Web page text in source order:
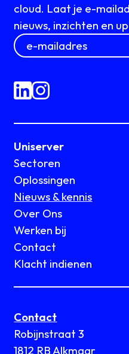
cloud. Laat je e-
nieuws, inzichten en
Uniserver
Sectoren
Oplossingen
Nieuws & kennis
Over Ons
Werken bij
Contact
Klacht indienen
Contact
Robijnstraat 3
1812 RB Alkmaar